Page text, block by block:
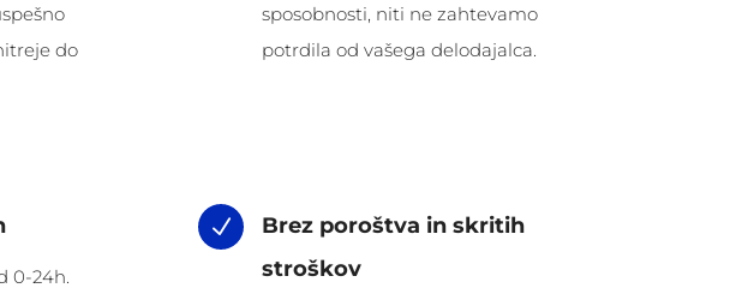
do
sposobnosti, niti ne zahtevamo
potrdila od vašega delodajalca.
0-24h.
N
Brez poroštva in skritih
stroškov